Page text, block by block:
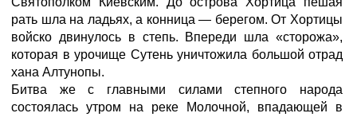
рать шла на ладьях, а конница — берегом. От Хортицы
войско двинулось в степь. Впереди шла «сторожа»,
которая в урочище Сутень уничтожила большой отрад
хана Алтунопы.
Битва же с главными силами степного народа
состоялась утром на реке Молочной, впадающей в